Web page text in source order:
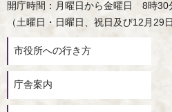
開庁時間：月曜日から金曜日 8時30
（土曜日・日曜日、祝日及び12月29
市役所への行き方
庁舎案内